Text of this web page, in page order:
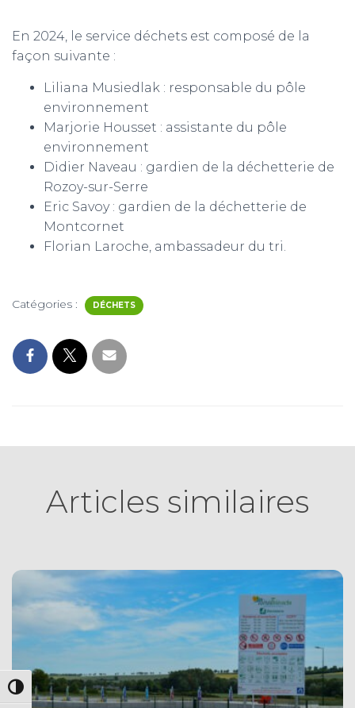
PASSER EN CONTRASTE ÉLEVÉ
En 2024, le service déchets est composé de la
façon suivante :
Liliana Musiedlak : responsable du pôle
environnement
Marjorie Housset : assistante du pôle
environnement
Didier Naveau : gardien de la déchetterie de
Rozoy-sur-Serre
Eric Savoy : gardien de la déchetterie de
Montcornet
Florian Laroche, ambassadeur du tri.
Catégories : DÉCHETS
Articles similaires